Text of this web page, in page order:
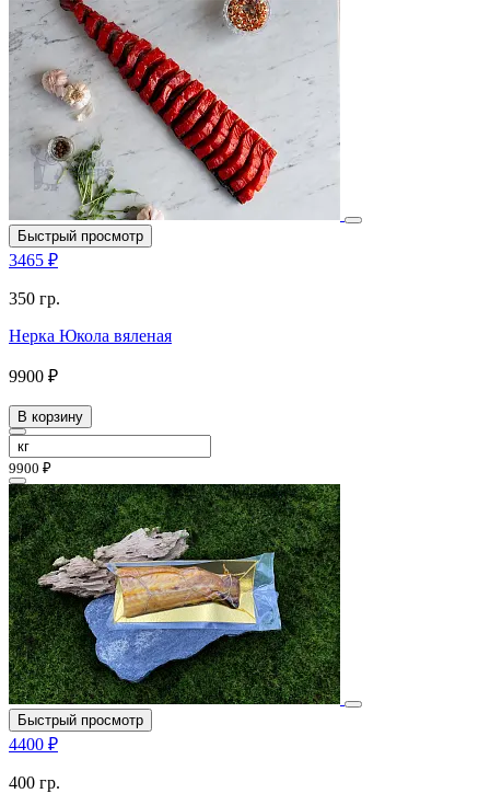
Быстрый просмотр
3465 ₽
350 гр.
Нерка Юкола вяленая
9900 ₽
В корзину
9900 ₽
Быстрый просмотр
4400 ₽
400 гр.